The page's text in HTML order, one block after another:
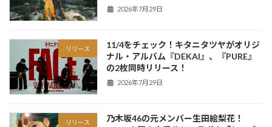
2026年7月29日
リリース
11/4をチェック！キタニタツヤがオリジ
ナル・アルバム『DEKAI』、『PURE』
の2枚同時リリース！
2026年7月29日
リリース
乃木坂46の元メンバー生田絵梨花！